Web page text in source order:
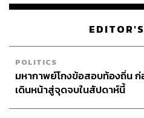
POLITICS
มหากาพย์โกงข้อสอบท้องถิ่น
เดินหน้าสู่จุดจบในสัปดาห์นี้